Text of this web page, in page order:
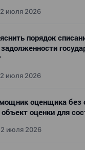
2 июля 2026
порядок
2 июля 2026
оценщика без
оценки для
2 июля 2026